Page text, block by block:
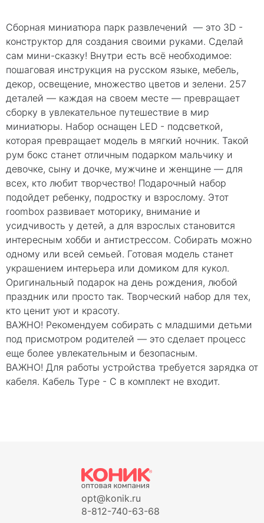
Сборная миниатюра парк развлечений — это 3D -
конструктор для создания своими руками. Сделай
сам мини-сказку! Внутри есть всё необходимое:
пошаговая инструкция на русском языке, мебель,
декор, освещение, множество цветов и зелени. 257
деталей — каждая на своем месте — превращает
сборку в увлекательное путешествие в мир
миниатюры. Набор оснащен LED - подсветкой,
которая превращает модель в мягкий ночник. Такой
рум бокс станет отличным подарком мальчику и
девочке, сыну и дочке, мужчине и женщине — для
всех, кто любит творчество! Подарочный набор
подойдет ребенку, подростку и взрослому. Этот
roombox развивает моторику, внимание и
усидчивость у детей, а для взрослых становится
интересным хобби и антистрессом. Собирать можно
одному или всей семьей. Готовая модель станет
украшением интерьера или домиком для кукол.
Оригинальный подарок на день рождения, любой
праздник или просто так. Творческий набор для тех,
кто ценит уют и красоту.
ВАЖНО! Рекомендуем собирать с младшими детьми
под присмотром родителей — это сделает процесс
еще более увлекательным и безопасным.
ВАЖНО! Для работы устройства требуется зарядка от
кабеля. Кабель Type - C в комплект не входит.
opt@konik.ru
8-812-740-63-68